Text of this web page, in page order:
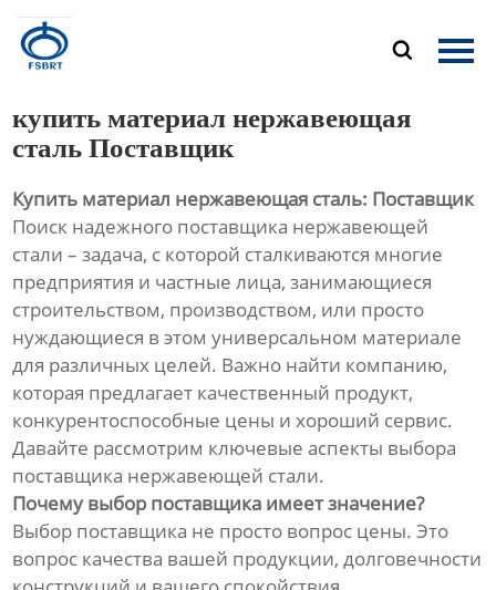

Главная
Новости
Контакты
купить материал нержавеющая
сталь Поставщик
Купить материал нержавеющая сталь: Поставщик
Поиск надежного поставщика нержавеющей
стали – задача, с которой сталкиваются многие
предприятия и частные лица, занимающиеся
строительством, производством, или просто
нуждающиеся в этом универсальном материале
для различных целей. Важно найти компанию,
которая предлагает качественный продукт,
конкурентоспособные цены и хороший сервис.
Давайте рассмотрим ключевые аспекты выбора
поставщика нержавеющей стали.
Почему выбор поставщика имеет значение?
Выбор поставщика не просто вопрос цены. Это
вопрос качества вашей продукции, долговечности